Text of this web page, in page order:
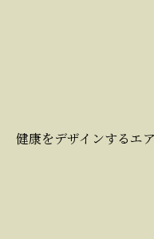
健康をデザインするエ